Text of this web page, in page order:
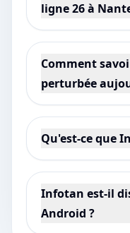
ligne 26 à
Comment
perturbée
Qu'est-ce que
Infotan est-il
Android ?